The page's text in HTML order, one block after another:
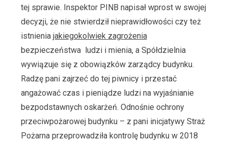
tej sprawie. Inspektor PINB napisał wprost w swojej
decyzji, że nie stwierdził nieprawidłowości czy też
istnienia jakiegokolwiek zagrożenia
bezpieczeństwa ludzi i mienia, a Spółdzielnia
wywiązuje się z obowiązków zarządcy budynku.
Radzę pani zajrzeć do tej piwnicy i przestać
angażować czas i pieniądze ludzi na wyjaśnianie
bezpodstawnych oskarżeń. Odnośnie ochrony
przeciwpożarowej budynku – z pani inicjatywy Straż
Pożarna przeprowadziła kontrolę budynku w 2018